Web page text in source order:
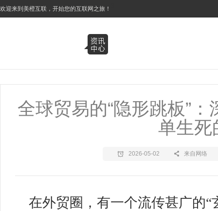
欢迎来到美橙互联，开始您的互联网之旅！
全球贸易的“隐形跳板”
单生死
2026-05-02 来自网络
在外贸圈，有一个流传甚广的